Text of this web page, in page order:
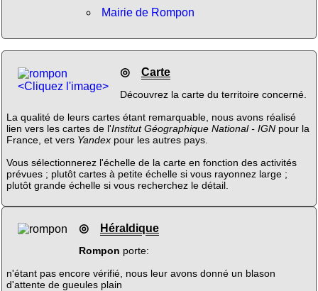
Mairie de Rompon
<Cliquez l'image>
◎ Carte
Découvrez la carte du territoire concerné.
La qualité de leurs cartes étant remarquable, nous avons réalisé
lien vers les cartes de l'Institut Géographique National - IGNpour la
France, et vers Yandexpour les autres pays.
Vous sélectionnerez l'échelle de la carte en fonction des activités
prévues ; plutôt cartes à petite échelle si vous rayonnez large ;
plutôt grande échelle si vous recherchez le détail.
◎ Héraldique
Rompon porte:
n'étant pas encore vérifié, nous leur avons donné un blason
d'attente de gueules plain